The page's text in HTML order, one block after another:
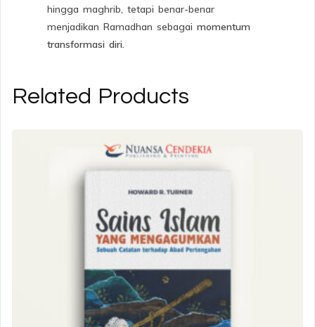
hingga maghrib, tetapi benar-benar
menjadikan Ramadhan sebagai momentum
transformasi diri.
Related Products